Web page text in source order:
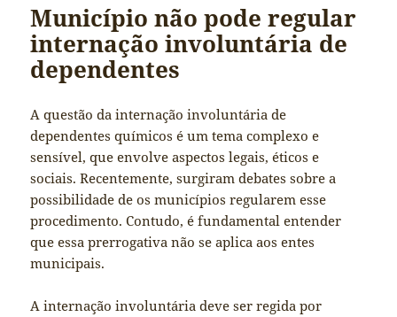
Município não pode regular
internação involuntária de
dependentes
A questão da internação involuntária de
dependentes químicos é um tema complexo e
sensível, que envolve aspectos legais, éticos e
sociais. Recentemente, surgiram debates sobre a
possibilidade de os municípios regularem esse
procedimento. Contudo, é fundamental entender
que essa prerrogativa não se aplica aos entes
municipais.
A internação involuntária deve ser regida por